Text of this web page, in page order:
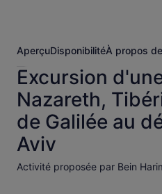
AperçuDisponibilitéÀ propos
Excursion
Nazareth,
de Galilée au
Aviv
Activité proposée par Bein